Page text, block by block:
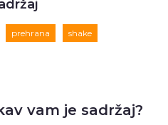
prehrana shake
vam je sadržaj?